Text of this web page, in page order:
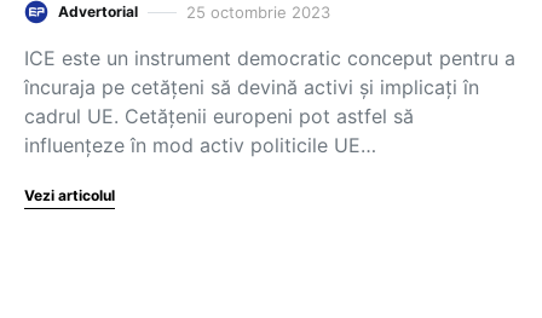
Advertorial 25 octombrie 2023
ICE este un instrument democratic conceput pentru a
încuraja pe cetățeni să devină activi și implicați în
cadrul UE. Cetățenii europeni pot astfel să
influențeze în mod activ politicile UE…
Vezi articolul